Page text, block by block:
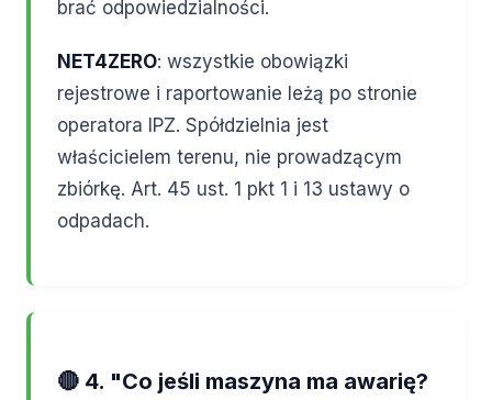
brać odpowiedzialności.
NET4ZERO: wszystkie obowiązki
rejestrowe i raportowanie leżą po stronie
operatora IPZ. Spółdzielnia jest
właścicielem terenu, nie prowadzącym
zbiórkę. Art. 45 ust. 1 pkt 1 i 13 ustawy o
odpadach.
🔴 4. "Co jeśli maszyna ma awarię?